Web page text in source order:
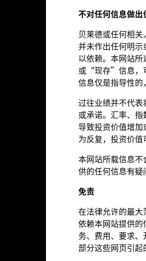
不对任何信息做出
贝莱德或任何相
并未作出任何明
以依赖。本网站
或“现存”信息，
信息仅是指导性的
过往业绩并不代
或承诺。汇率、
导致投资价值增
为反复，投资价值
本网站所载信息
供的任何信息有疑
免责
在法律允许的最
依赖本网站提供
务、费用、要求
部分这些网页引起
BGEVA2U
组合特色
60
1.006
2.26
三年
截至
市盈
截至
基金评